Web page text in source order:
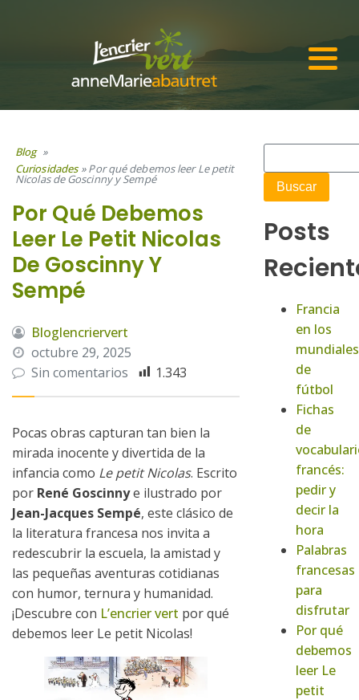
Blog »
Curiosidades »Por qué debemos leer Le petit
Nicolas de Goscinny y Sempé
Por Qué Debemos
Leer Le Petit Nicolas
De Goscinny Y
Sempé
Bloglencriervert
octubre 29, 2025
Sin comentarios
1.343
Pocas obras capturan tan bien la
mirada inocente y divertida de la
infancia como Le petit Nicolas. Escrito
por René Goscinnye ilustrado por
Jean-Jacques Sempé, este clásico de
la literatura francesa nos invita a
redescubrir la escuela, la amistad y
las pequeñas aventuras cotidianas
con humor, ternura y humanidad.
¡Descubre con L’encrier vert por qué
debemos leer Le petit Nicolas!
Posts
Francia
en los
mundiales
de
fútbol
Fichas
de
francés:
pedir y
decir la
hora
Palabras
francesas
para
disfrutar
Por qué
debemos
leer Le
petit